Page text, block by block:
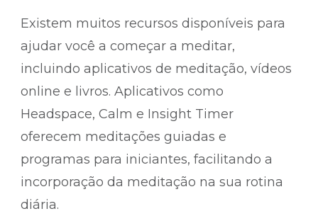
Existem muitos recursos disponíveis para
ajudar você a começar a meditar,
incluindo aplicativos de meditação, vídeos
online e livros. Aplicativos como
Headspace, Calm e Insight Timer
oferecem meditações guiadas e
programas para iniciantes, facilitando a
incorporação da meditação na sua rotina
diária.